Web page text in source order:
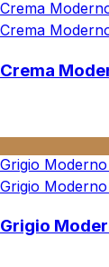
Crema
Grigio